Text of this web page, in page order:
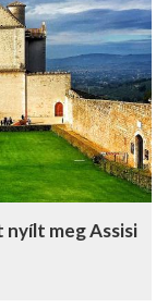
meg Assisi